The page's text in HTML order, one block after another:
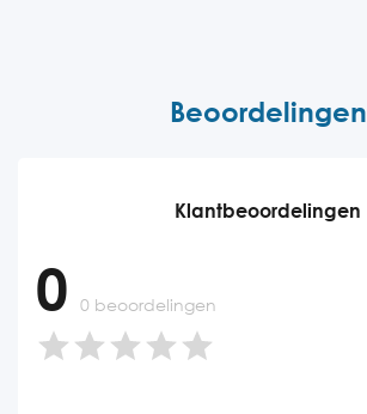
Beoordelingen
Klantbeoordelingen
0 0 beoordelingen